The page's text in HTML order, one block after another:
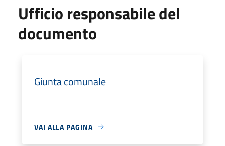
Ufficio responsabile del
documento
Giunta comunale
VAI ALLA PAGINA